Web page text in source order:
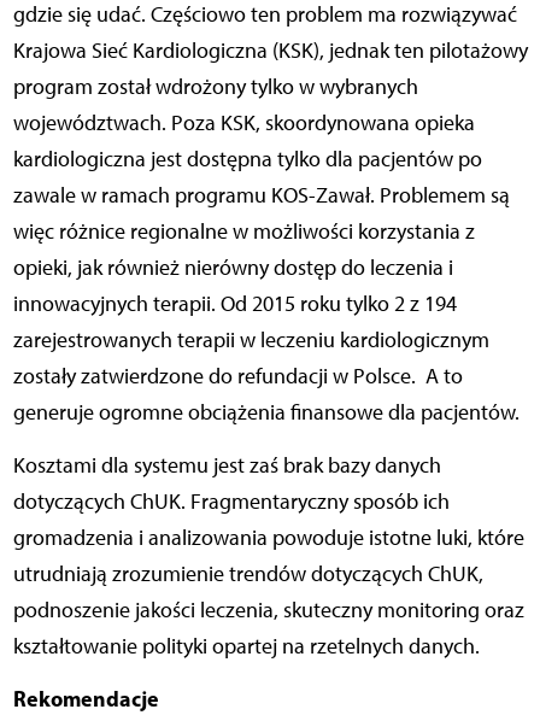
gdzie się udać. Częściowo ten problem ma rozwiązywać
Krajowa Sieć Kardiologiczna (KSK), jednak ten pilotażowy
program został wdrożony tylko w wybranych
województwach. Poza KSK, skoordynowana opieka
kardiologiczna jest dostępna tylko dla pacjentów po
zawale w ramach programu KOS-Zawał. Problemem są
więc różnice regionalne w możliwości korzystania z
opieki, jak również nierówny dostęp do leczenia i
innowacyjnych terapii. Od 2015 roku tylko 2 z 194
zarejestrowanych terapii w leczeniu kardiologicznym
zostały zatwierdzone do refundacji w Polsce. A to
generuje ogromne obciążenia finansowe dla pacjentów.
Kosztami dla systemu jest zaś brak bazy danych
dotyczących ChUK. Fragmentaryczny sposób ich
gromadzenia i analizowania powoduje istotne luki, które
utrudniają zrozumienie trendów dotyczących ChUK,
podnoszenie jakości leczenia, skuteczny monitoring oraz
kształtowanie polityki opartej na rzetelnych danych.
Rekomendacje